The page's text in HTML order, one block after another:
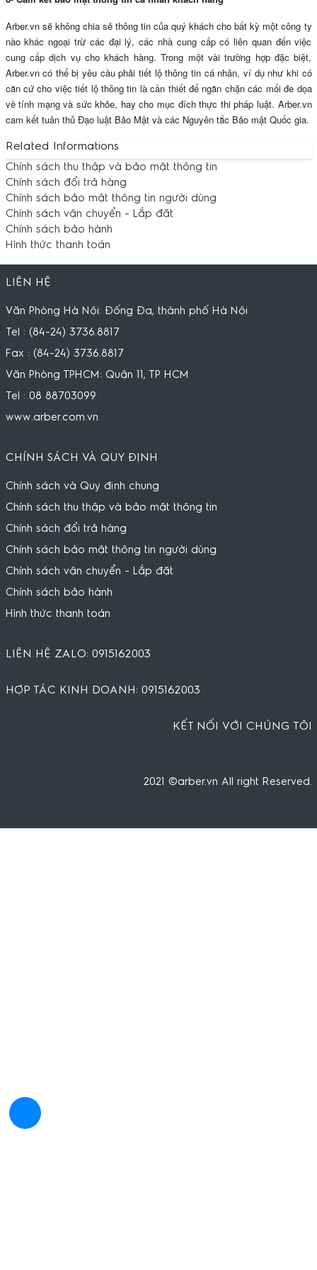
Arber.vn sẽ không chia sẻ thông tin của quý khách cho bất kỳ một công ty
nào khác ngoại trừ các đại lý, các nhà cung cấp có liên quan đến việc
cung cấp dịch vụ cho khách hàng. Trong một vài trường hợp đặc biệt,
Arber.vn có thể bị yêu cầu phải tiết lộ thông tin cá nhân, ví dụ như khi có
căn cứ cho việc tiết lộ thông tin là cần thiết để ngăn chặn các mối đe dọa
về tính mạng và sức khỏe, hay cho mục đích thực thi pháp luật. Arber.vn
cam kết tuân thủ Đạo luật Bảo Mật và các Nguyên tắc Bảo mật Quốc gia.
Related Informations
Chính sách thu thập và bảo mật thông tin
Chính sách đổi trả hàng
Chính sách bảo mật thông tin người dùng
Chính sách vận chuyển - Lắp đặt
Chính sách bảo hành
Hình thức thanh toán
LIÊN HỆ
Văn Phòng Hà Nội: Đống Đa, thành phố Hà Nội
Tel : (84-24) 3736.8817
Fax : (84-24) 3736.8817
Văn Phòng TPHCM: Quận 11, TP HCM
Tel : 08 88703099
www.arber.com.vn
CHÍNH SÁCH VÀ QUY ĐỊNH
Chính sách và Quy định chung
Chính sách thu thập và bảo mật thông tin
Chính sách đổi trả hàng
Chính sách bảo mật thông tin người dùng
Chính sách vận chuyển - Lắp đặt
Chính sách bảo hành
Hình thức thanh toán
LIÊN HỆ ZALO: 0915162003
HỢP TÁC KINH DOANH: 0915162003
KẾT NỐI VỚI CHÚNG TÔI
2021 ©arber.vn All right Reserved.